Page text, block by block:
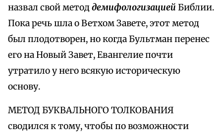
назвал свой методдемифологизацией Библии.
Пока речь шла о Ветхом Завете, этот метод
был плодотворен, но когда Бультман перенес
его на Новый Завет, Евангелие почти
утратило у него всякую историческую
основу.
МЕТОД БУКВАЛЬНОГО ТОЛКОВАНИЯ
сводился к тому, чтобы по возможности